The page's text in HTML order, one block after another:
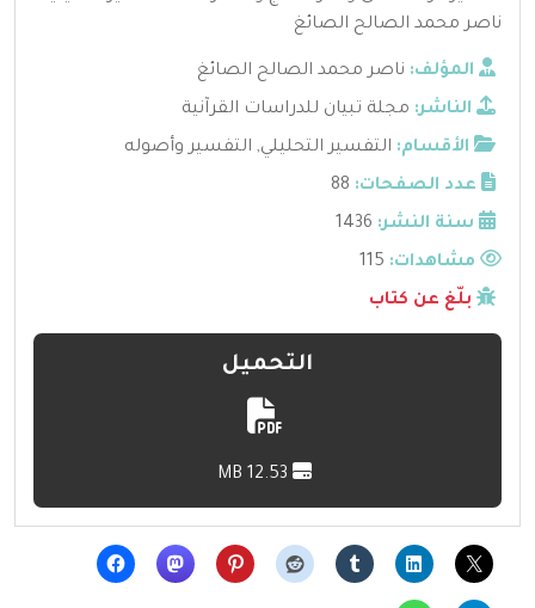
ناصر محمد الصالح الصائغ
المؤلف: ناصر محمد الصالح الصائغ
الناشر: مجلة تبيان للدراسات القرآنية
الأقسام: التفسير التحليلي, التفسير وأصوله
عدد الصفحات: 88
سنة النشر: 1436
مشاهدات:
بلّغ عن كتاب
التحميل